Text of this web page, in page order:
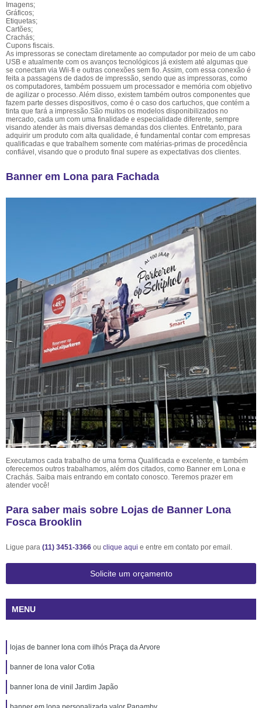
Imagens;
Gráficos;
Etiquetas;
Cartões;
Crachás;
Cupons fiscais.
As impressoras se conectam diretamente ao computador por meio de um cabo
USB e atualmente com os avanços tecnológicos já existem até algumas que
se conectam via Wii-fi e outras conexões sem fio. Assim, com essa conexão é
feita a passagens de dados de impressão, sendo que as impressoras, como
os computadores, também possuem um processador e memória com objetivo
de agilizar o processo. Além disso, existem também outros componentes que
fazem parte desses dispositivos, como é o caso dos cartuchos, que contém a
tinta que fará a impressão.São muitos os modelos disponibilizados no
mercado, cada um com uma finalidade e especialidade diferente, sempre
visando atender às mais diversas demandas dos clientes. Entretanto, para
adquirir um produto com alta qualidade, é fundamental contar com empresas
qualificadas e que trabalhem somente com matérias-primas de procedência
confiável, visando que o produto final supere as expectativas dos clientes.
Banner em Lona para Fachada
Executamos cada trabalho de uma forma Qualificada e excelente, e também
oferecemos outros trabalhamos, além dos citados, como Banner em Lona e
Crachás. Saiba mais entrando em contato conosco. Teremos prazer em
atender você!
Para saber mais sobre Lojas de Banner Lona
Fosca Brooklin
Ligue para (11) 3451-3366 ou clique aqui e entre em contato por email.
Solicite um orçamento
MENU
lojas de banner lona com ilhós Praça da Arvore
banner de lona valor Cotia
banner lona de vinil Jardim Japão